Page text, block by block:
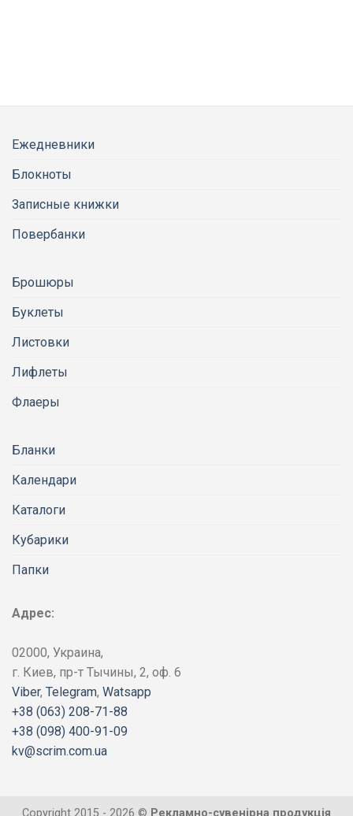
Ежедневники
Блокноты
Записные книжки
Повербанки
Брошюры
Буклеты
Листовки
Лифлеты
Флаеры
Бланки
Календари
Каталоги
Кубарики
Папки
Адрес:
02000, Украина,
г. Киев, пр-т Тычины, 2, оф. 6
Viber, Telegram, Watsapp
+38 (063) 208-71-88
+38 (098) 400-91-09
kv@scrim.com.ua